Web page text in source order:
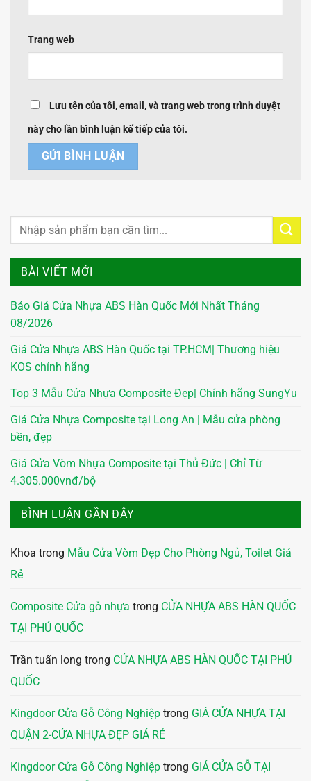
BÀI VIẾT MỚI
Báo Giá Cửa Nhựa ABS Hàn Quốc Mới Nhất Tháng
08/2026
Giá Cửa Nhựa ABS Hàn Quốc tại TP.HCM| Thương hiệu
KOS chính hãng
Top 3 Mẫu Cửa Nhựa Composite Đẹp| Chính hãng SungYu
Giá Cửa Nhựa Composite tại Long An | Mẫu cửa phòng
bền, đẹp
Giá Cửa Vòm Nhựa Composite tại Thủ Đức | Chỉ Từ
4.305.000vnđ/bộ
BÌNH LUẬN GẦN ĐÂY
Khoa trong Mẫu Cửa Vòm Đẹp Cho Phòng Ngủ, Toilet Giá
Rẻ
Composite Cửa gỗ nhựa trong CỬA NHỰA ABS HÀN QUỐC
TẠI PHÚ QUỐC
Trần tuấn long trong CỬA NHỰA ABS HÀN QUỐC TẠI PHÚ
QUỐC
Kingdoor Cửa Gỗ Công Nghiệp trong GIÁ CỬA NHỰA TẠI
QUẬN 2-CỬA NHỰA ĐẸP GIÁ RẺ
Kingdoor Cửa Gỗ Công Nghiệp trong GIÁ CỬA GỖ TẠI
Trang web
Lưu tên của tôi, email, và trang web trong trình duyệt
này cho lần bình luận kế tiếp của tôi.